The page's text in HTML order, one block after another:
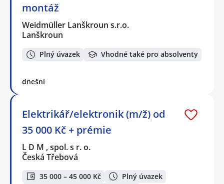
montáž
Weidmüller Lanškroun s.r.o.
Lanškroun
Plný úvazek Vhodné také pro absolventy
dnešní
Elektrikář/elektronik (m/ž) od
35 000 Kč + prémie
L D M , spol. s r. o.
Česká Třebová
35 000 – 45 000 Kč
Plný úvazek